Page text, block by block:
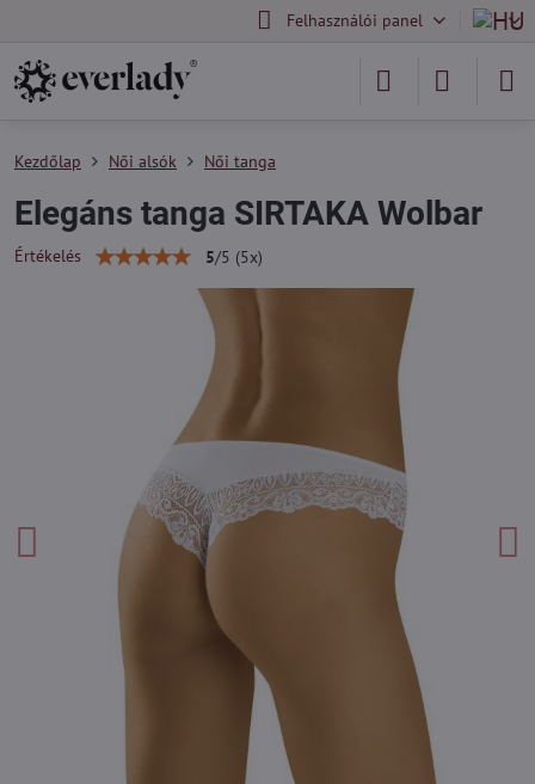
Felhasználói panel
Kezdőlap Női alsók Női tanga
Elegáns tanga SIRTAKA Wolbar
Értékelés 5/5 (5x)